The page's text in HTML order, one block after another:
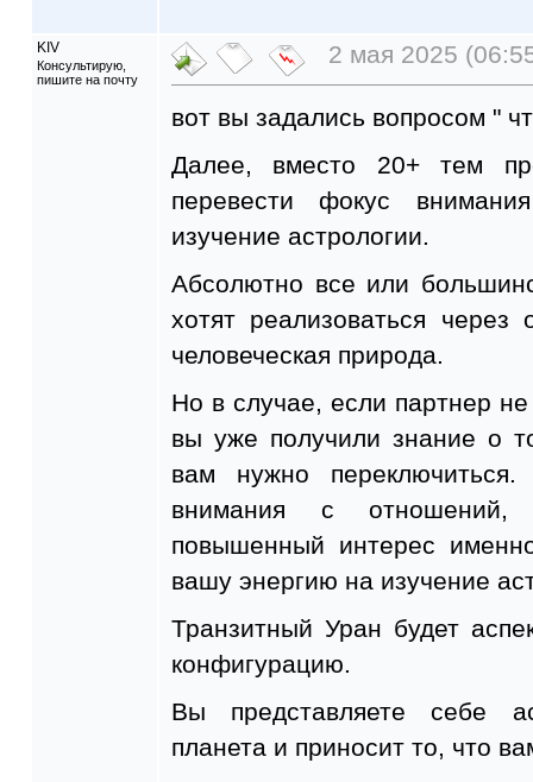
KIV
Консультирую,
пишите на почту
2 мая 2025
вот вы задались вопросом "
Далее, вместо 20+ тем
перевести фокус
изучение астрологии.
Абсолютно все или
хотят реализоваться через
человеческая природа.
Но в случае, если партнер
вы уже получили знание о
вам нужно
внимания с отношений,
повышенный интерес
вашу энергию на изучение
Транзитный Уран будет
конфигурацию.
Вы представляете себе
планета и приносит то, что